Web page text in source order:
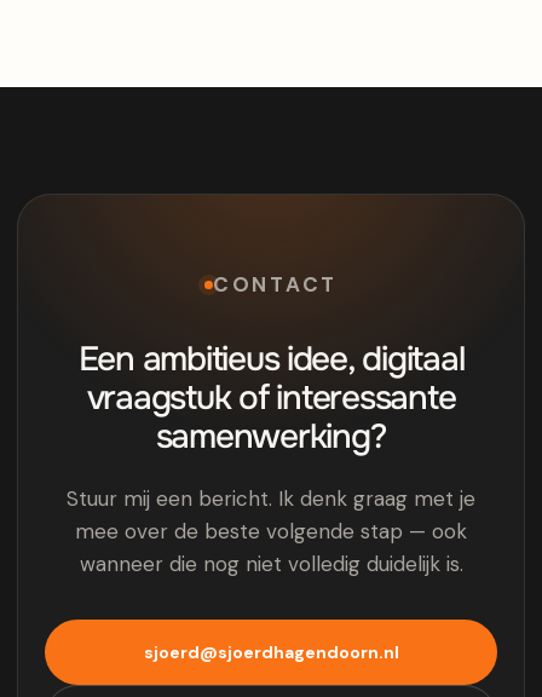
CONTACT
Een ambitieus idee, digitaal
vraagstuk of interessante
samenwerking?
Stuur mij een bericht. Ik denk graag met je
mee over de beste volgende stap — ook
wanneer die nog niet volledig duidelijk is.
sjoerd@sjoerdhagendoorn.nl